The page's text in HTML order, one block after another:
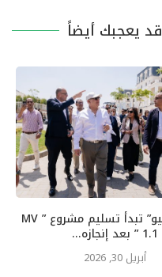
قد يعجبك أيضاً
“ماونتن فيو” تبدأ تسليم مشروع ” MV
1.1 ” بعد إنجازه...
أبريل 30, 2026